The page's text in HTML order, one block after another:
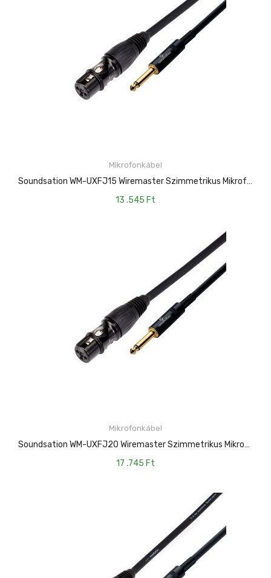
Mikrofonkábel
Soundsation WM-UXFJ15 Wiremaster Szimmetrikus Mikrofonkábel: XLR(mama)-6.3mm Jack MONO / 15mt
13 .545 Ft
KOSÁRBA TESZEM
Mikrofonkábel
Soundsation WM-UXFJ20 Wiremaster Szimmetrikus Mikrofonkábel: XLR(mama)-6.3mm Jack MONO / 20mt
17 .745 Ft
KOSÁRBA TESZEM